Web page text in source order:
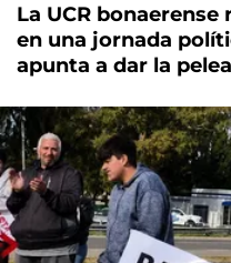
La UCR
en una jornada
apunta a dar la